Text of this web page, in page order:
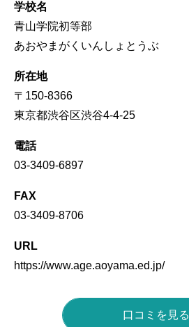
学校名
青山学院初等部
あおやまがくいんしょとうぶ
所在地
〒150-8366
東京都渋谷区渋谷4-4-25
電話
03-3409-6897
FAX
03-3409-8706
URL
https://www.age.aoyama.ed.jp/
口コミを見る